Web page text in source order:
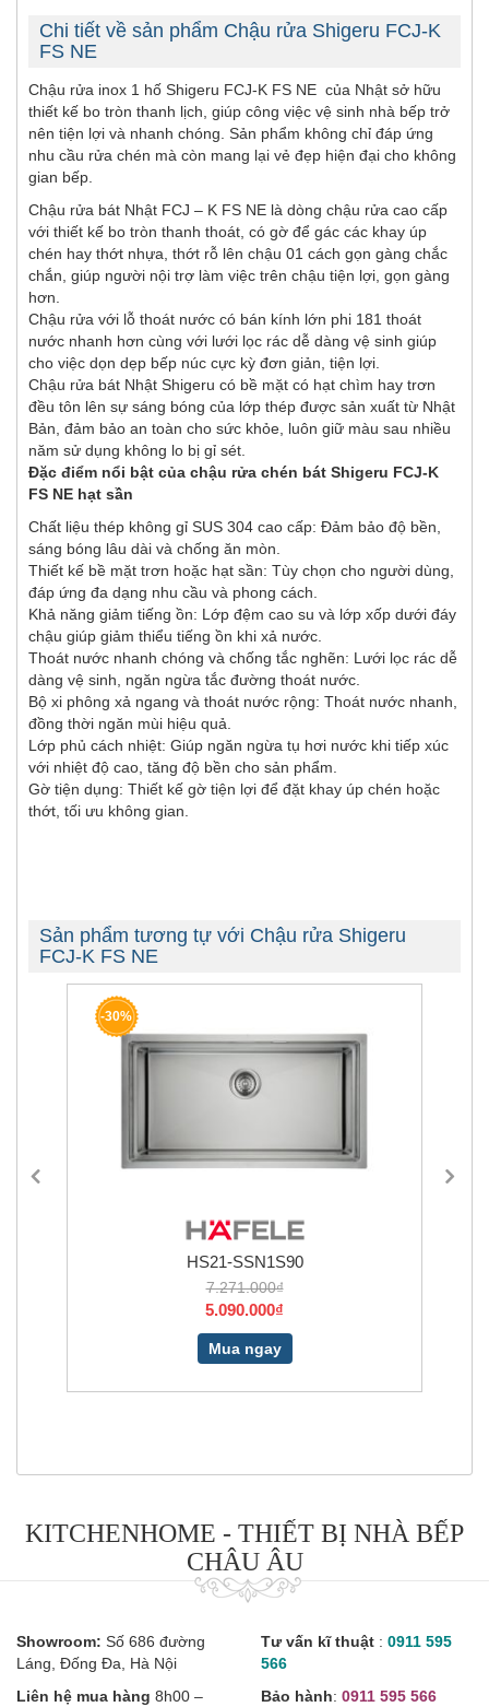
Chi tiết về sản phẩm Chậu rửa Shigeru FCJ-K
FS NE
Chậu rửa inox 1 hố Shigeru FCJ-K FS NE của Nhật sở hữu
thiết kế bo tròn thanh lịch, giúp công việc vệ sinh nhà bếp trở
nên tiện lợi và nhanh chóng. Sản phẩm không chỉ đáp ứng
nhu cầu rửa chén mà còn mang lại vẻ đẹp hiện đại cho không
gian bếp.
Chậu rửa bát Nhật FCJ – K FS NE là dòng chậu rửa cao cấp
với thiết kế bo tròn thanh thoát, có gờ để gác các khay úp
chén hay thớt nhựa, thớt rỗ lên chậu 01 cách gọn gàng chắc
chắn, giúp người nội trợ làm việc trên chậu tiện lợi, gọn gàng
hơn.
Chậu rửa với lỗ thoát nước có bán kính lớn phi 181 thoát
nước nhanh hơn cùng với lưới lọc rác dễ dàng vệ sinh giúp
cho việc dọn dẹp bếp núc cực kỳ đơn giản, tiện lợi.
Chậu rửa bát Nhật Shigeru có bề mặt có hạt chìm hay trơn
đều tôn lên sự sáng bóng của lớp thép được sản xuất từ Nhật
Bản, đảm bảo an toàn cho sức khỏe, luôn giữ màu sau nhiều
năm sử dụng không lo bị gỉ sét.
Đặc điểm nổi bật của chậu rửa chén bát Shigeru FCJ-K
FS NE hạt sần
Chất liệu thép không gỉ SUS 304 cao cấp: Đảm bảo độ bền,
sáng bóng lâu dài và chống ăn mòn.
Thiết kế bề mặt trơn hoặc hạt sần: Tùy chọn cho người dùng,
đáp ứng đa dạng nhu cầu và phong cách.
Khả năng giảm tiếng ồn: Lớp đệm cao su và lớp xốp dưới đáy
chậu giúp giảm thiểu tiếng ồn khi xả nước.
Thoát nước nhanh chóng và chống tắc nghẽn: Lưới lọc rác dễ
dàng vệ sinh, ngăn ngừa tắc đường thoát nước.
Bộ xi phông xả ngang và thoát nước rộng: Thoát nước nhanh,
đồng thời ngăn mùi hiệu quả.
Lớp phủ cách nhiệt: Giúp ngăn ngừa tụ hơi nước khi tiếp xúc
với nhiệt độ cao, tăng độ bền cho sản phẩm.
Gờ tiện dụng: Thiết kế gờ tiện lợi để đặt khay úp chén hoặc
thớt, tối ưu không gian.
Sản phẩm tương tự với Chậu rửa Shigeru
FCJ-K FS NE
-30%
HS21-SSN1S90
7.271.000₫
5.090.000₫
Mua ngay
KITCHENHOME - THIẾT BỊ NHÀ BẾP
CHÂU ÂU
Showroom: Số 686 đường
Láng, Đống Đa, Hà Nội
Liên hệ mua hàng 8h00 –
Tư vấn kĩ thuật : 0911 595
566
Bảo hành: 0911 595 566